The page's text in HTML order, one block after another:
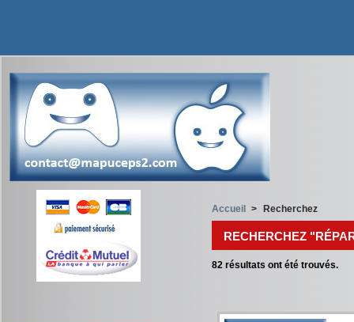
Accueil > Recherchez
RECHERCHEZ
82 résultats ont été trouvés.